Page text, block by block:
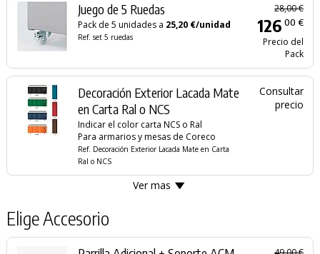
Juego de 5 Ruedas
Pack de 5 unidades a 25,20 €/unidad
Ref. set 5 ruedas
28,00 €
126 00 €
Precio del
Pack
Decoración Exterior Lacada Mate
en Carta Ral o NCS
Indicar el color carta NCS o Ral
Para armarios y mesas de Coreco
Ref. Decoración Exterior Lacada Mate en Carta
Ral o NCS
Consultar
precio
Ver mas
Elige Accesorio